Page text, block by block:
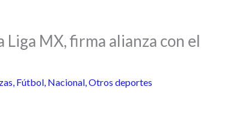
MX, firma alianza con el
, Fútbol, Nacional,Otros deportes